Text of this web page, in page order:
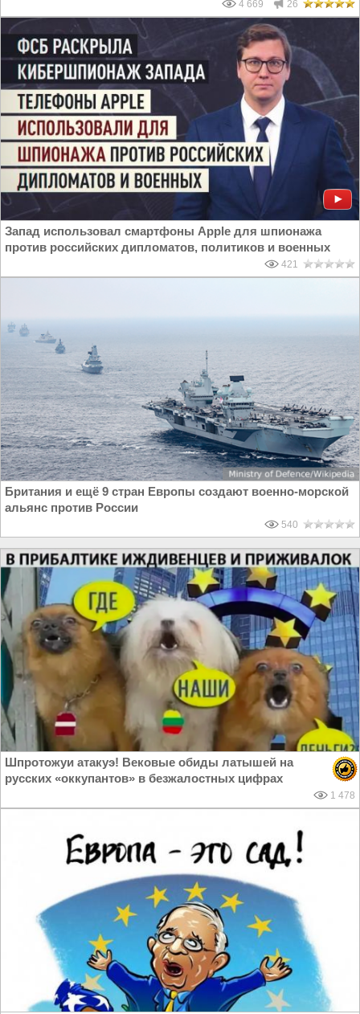
4 669 26
Запад использовал смартфоны Apple для шпионажа
против российских дипломатов, политиков и военных
421
Британия и ещё 9 стран Европы создают военно-морской
альянс против России
540
Шпротожуи атакуэ! Вековые обиды латышей на
русских «оккупантов» в безжалостных цифрах
1 478